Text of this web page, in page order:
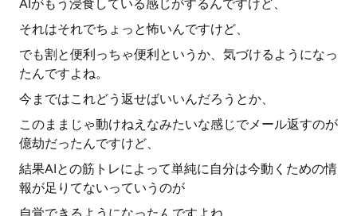
AIがもう浸食している感じがするんですけど、
それはそれでちょっと怖いんですけど、
でも割と便利っちゃ便利というか、気づけるようになっ
たんですよね。
今まではこれどう返せばいいんだろうとか、
このままじゃ動けねえなみたいな感じでメール返すのが
億劫だったんですけど、
結果AIとの筋トレによって単純に自分は今動くための情
報が足りてないっていうのが